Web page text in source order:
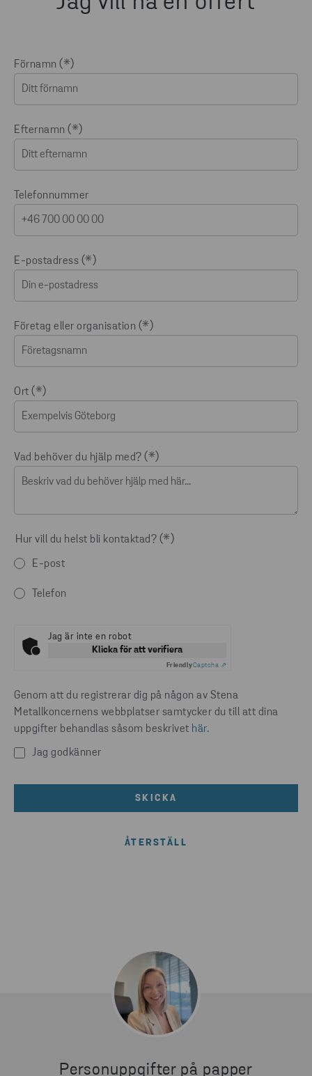
Förnamn
Efternamn
Telefonnummer
E-postadress
Företag eller organisation
Ort
Vad behöver du hjälp med?
Hur vill du helst bli kontaktad?
E-post
Telefon
Jag är inte en robot
Klicka för att verifiera
FriendlyCaptcha ⇗
Genom att du registrerar dig på någon av Stena
Metallkoncernens webbplatser samtycker du till att dina
uppgifter behandlas såsom beskrivet här.
Jag godkänner
SKICKA
Personuppgifter på papper